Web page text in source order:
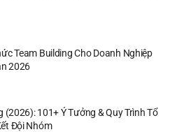
Team Building Cho Doanh Nghiệp
2026
(2026): 101+ Ý Tưởng & Quy Trình Tổ
Đội Nhóm